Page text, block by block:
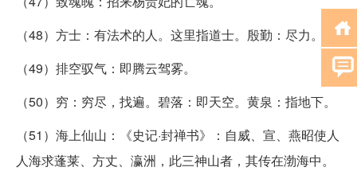
（48）方士：有法术的人。这里指道士。殷勤：尽力。
（49）排空驭气：即腾云驾雾。
（50）穷：穷尽，找遍。碧落：即天空。黄泉：指地下。
（51）海上仙山：《史记·封禅书》：自威、宣、燕昭使人
人海求蓬莱、方丈、瀛洲，此三神山者，其传在渤海中。